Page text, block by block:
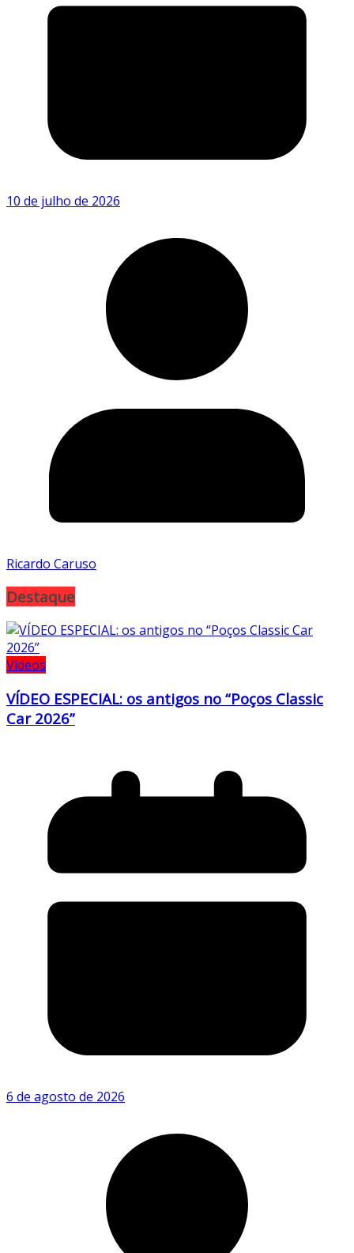
10 de julho de 2026
Ricardo Caruso
Destaque
Vídeos
VÍDEO ESPECIAL: os antigos no “Poços Classic
Car 2026”
6 de agosto de 2026